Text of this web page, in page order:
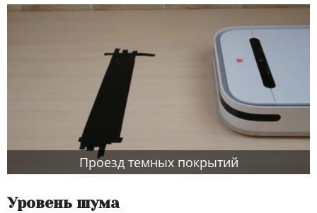
Проезд темных покрытий
Уровень шума